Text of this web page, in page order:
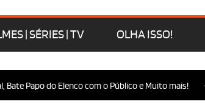
| SÉRIES | TV OLHA ISSO!
do Elenco com o Público e Muito mais! •